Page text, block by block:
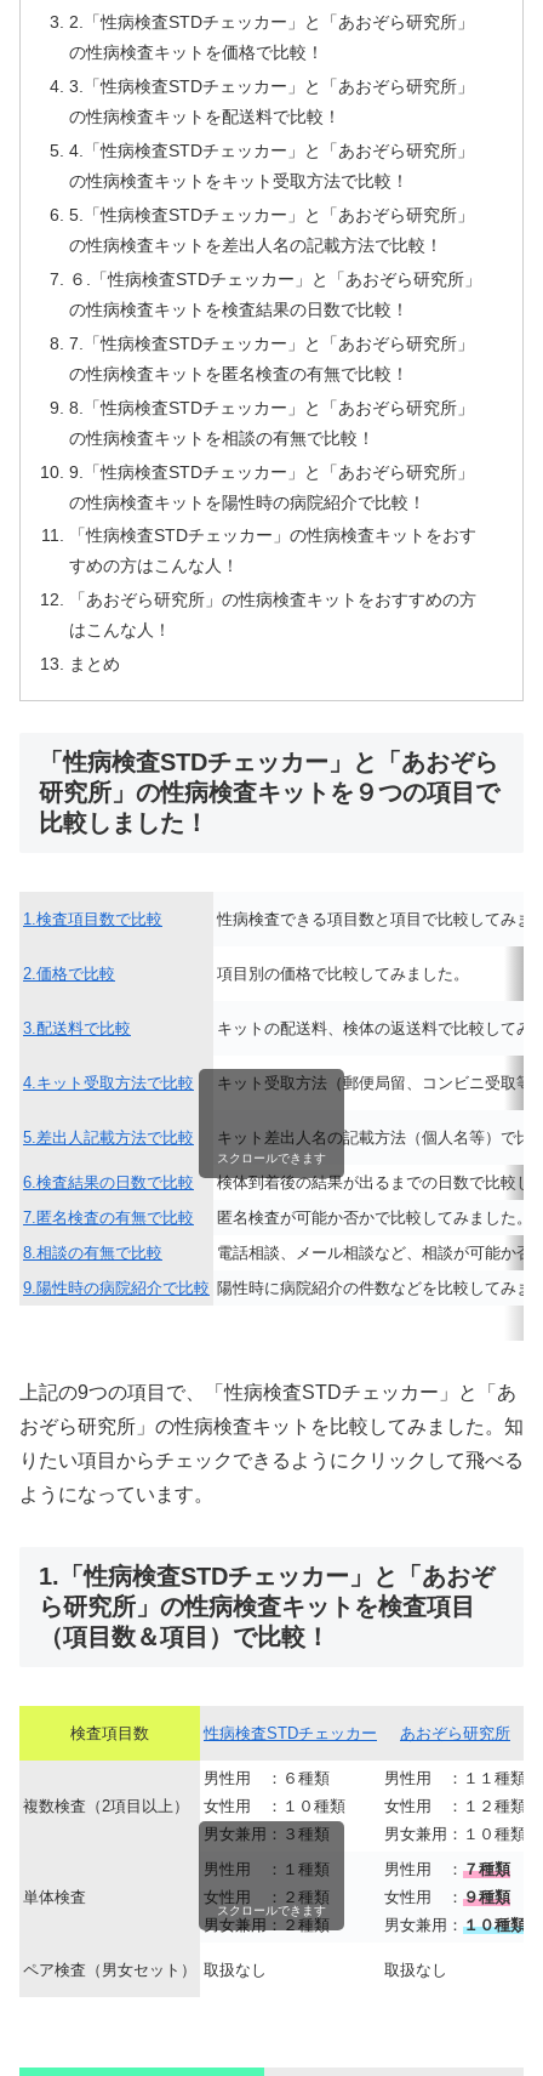
2.「性病検査STDチェッカー」と「あおぞら研究所」
の性病検査キットを価格で比較！
3.「性病検査STDチェッカー」と「あおぞら研究所」
の性病検査キットを配送料で比較！
4.「性病検査STDチェッカー」と「あおぞら研究所」
の性病検査キットをキット受取方法で比較！
5.「性病検査STDチェッカー」と「あおぞら研究所」
の性病検査キットを差出人名の記載方法で比較！
６.「性病検査STDチェッカー」と「あおぞら研究所」
の性病検査キットを検査結果の日数で比較！
7.「性病検査STDチェッカー」と「あおぞら研究所」
の性病検査キットを匿名検査の有無で比較！
8.「性病検査STDチェッカー」と「あおぞら研究所」
の性病検査キットを相談の有無で比較！
9.「性病検査STDチェッカー」と「あおぞら研究所」
の性病検査キットを陽性時の病院紹介で比較！
「性病検査STDチェッカー」の性病検査キットをおす
すめの方はこんな人！
「あおぞら研究所」の性病検査キットをおすすめの方
はこんな人！
まとめ
「性病検査STDチェッカー」と「あおぞら
研究所」の性病検査キットを９つの項目で
比較しました！
1.検査項目数で比較 性病検査できる項目数と項目で比較してみま
2.価格で比較 項目別の価格で比較してみました。
3.配送料で比較 キットの配送料、検体の返送料で比較してみ
4.キット受取方法で比較 キット受取方法（郵便局留、コンビニ受取等
5.差出人記載方法で比較 キット差出人名の記載方法（個人名等）で比
6.検査結果の日数で比較
検体到着後の結果が出るまでの日数で比較し
7.匿名検査の有無で比較
匿名検査が可能か否かで比較してみました。
8.相談の有無で比較
電話相談、メール相談など、相談が可能か否
9.陽性時の病院紹介で比較 陽性時に病院紹介の件数などを比較してみま
スクロールできます
上記の9つの項目で、「性病検査STDチェッカー」と「あ
おぞら研究所」の性病検査キットを比較してみました。知
りたい項目からチェックできるようにクリックして飛べる
ようになっています。
1.「性病検査STDチェッカー」と「あおぞ
ら研究所」の性病検査キットを検査項目
（項目数＆項目）で比較！
検査項目数 性病検査STDチェッカー あおぞら研究所
複数検査（2項目以上）
男性用 ：６種類
女性用 ：１０種類
男女兼用：３種類
男性用 ：１１種類
女性用 ：１２種類
男女兼用：１０種類
単体検査
男性用 ：１種類
女性用 ：２種類
男女兼用：２種類
男性用 ： ７種類
女性用 ： ９種類
男女兼用： １０種類
ペア検査（男女セット） 取扱なし 取扱なし
スクロールできます